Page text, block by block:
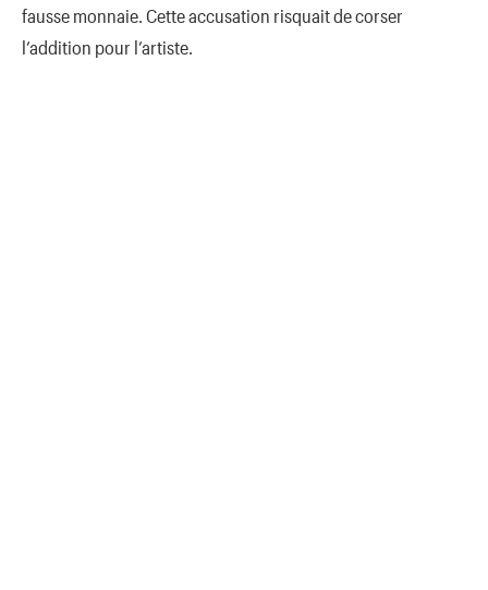
fausse monnaie. Cette accusation risquait de corser
l’addition pour l’artiste.